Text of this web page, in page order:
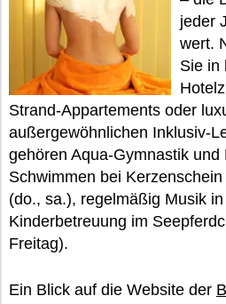
jeder
wert.
Sie in
Strand-Appartements oder
außergewöhnlichen Inklusiv-
gehören Aqua-Gymnastik und
Schwimmen bei
(do., sa.), regelmäßig Musik
Kinderbetreuung im
Freitag).
Ein Blick auf die Website der